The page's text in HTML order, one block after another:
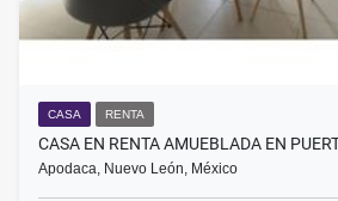
CASA RENTA
CASA EN RENTA AMUEBLADA EN
Apodaca, Nuevo León, México